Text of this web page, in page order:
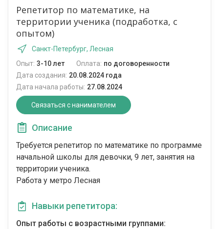
Репетитор по математике, на
территории ученика (подработка, с
опытом)
Санкт-Петербург, Лесная
Опыт: 3-10 лет Оплата: по договоренности
Дата создания: 20.08.2024 года
Дата начала работы: 27.08.2024
Связаться с нанимателем
Описание
Требуется репетитор по математике по программе
начальной школы для девочки, 9 лет, занятия на
территории ученика.
Работа у метро Лесная
Навыки репетитора:
Опыт работы с возрастными группами: